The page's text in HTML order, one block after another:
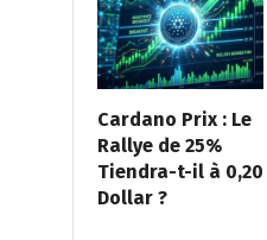
Cardano Prix : Le
Rallye de 25%
Tiendra-t-il à 0,20
Dollar ?